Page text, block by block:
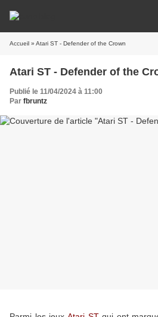
Accueil » Atari ST - Defender of the Crown
Atari ST - Defender of the
Publié le 11/04/2024 à 11:00
Par fbruntz